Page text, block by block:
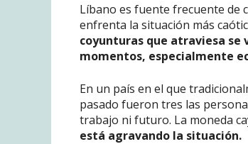
Líbano es fuente frecuente de
enfrenta la situación más
coyunturas que atraviesa se
momentos, especialmente
En un país en el que
pasado fueron tres las
trabajo ni futuro. La moneda
está agravando la situación.